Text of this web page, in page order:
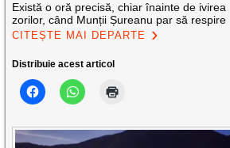
Există o oră precisă, chiar înainte de ivirea
zorilor, când Munții Șureanu par să respire
CITEȘTE MAI DEPARTE
Distribuie acest articol